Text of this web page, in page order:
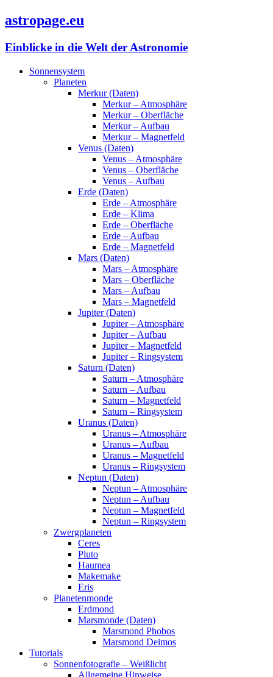
astropage.eu
Einblicke in die Welt der Astronomie
Sonnensystem
Planeten
Merkur (Daten)
Merkur – Atmosphäre
Merkur – Oberfläche
Merkur – Aufbau
Merkur – Magnetfeld
Venus (Daten)
Venus – Atmosphäre
Venus – Oberfläche
Venus – Aufbau
Erde (Daten)
Erde – Atmosphäre
Erde – Klima
Erde – Oberfläche
Erde – Aufbau
Erde – Magnetfeld
Mars (Daten)
Mars – Atmosphäre
Mars – Oberfläche
Mars – Aufbau
Mars – Magnetfeld
Jupiter (Daten)
Jupiter – Atmosphäre
Jupiter – Aufbau
Jupiter – Magnetfeld
Jupiter – Ringsystem
Saturn (Daten)
Saturn – Atmosphäre
Saturn – Aufbau
Saturn – Magnetfeld
Saturn – Ringsystem
Uranus (Daten)
Uranus – Atmosphäre
Uranus – Aufbau
Uranus – Magnetfeld
Uranus – Ringsystem
Neptun (Daten)
Neptun – Atmosphäre
Neptun – Aufbau
Neptun – Magnetfeld
Neptun – Ringsystem
Zwergplaneten
Ceres
Pluto
Haumea
Makemake
Eris
Planetenmonde
Erdmond
Marsmonde (Daten)
Marsmond Phobos
Marsmond Deimos
Tutorials
Sonnenfotografie – Weißlicht
Allgemeine Hinweise